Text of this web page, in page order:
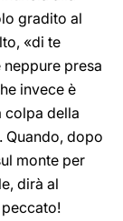
gradito al
«di te
presa
invece è
colpa della
Quando, dopo
monte per
dirà al